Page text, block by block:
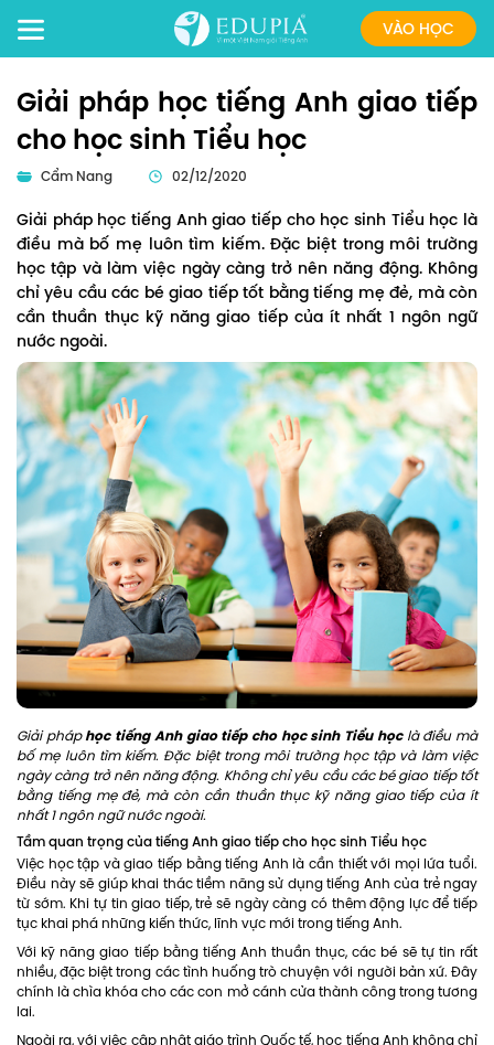
VÀO HỌC
Giải pháp học tiếng Anh giao tiếp
cho học sinh Tiểu học
Cẩm Nang 02/12/2020
Giải pháp học tiếng Anh giao tiếp cho học sinh Tiểu học là
điều mà bố mẹ luôn tìm kiếm. Đặc biệt trong môi trường
học tập và làm việc ngày càng trở nên năng động. Không
chỉ yêu cầu các bé giao tiếp tốt bằng tiếng mẹ đẻ, mà còn
cần thuần thục kỹ năng giao tiếp của ít nhất 1 ngôn ngữ
nước ngoài.
Giải pháphọc tiếng Anh giao tiếp cho học sinh Tiểu họclà điều mà
bố mẹ luôn tìm kiếm. Đặc biệt trong môi trường học tập và làm việc
ngày càng trở nên năng động. Không chỉ yêu cầu các bé giao tiếp tốt
bằng tiếng mẹ đẻ, mà còn cần thuần thục kỹ năng giao tiếp của ít
nhất 1 ngôn ngữ nước ngoài.
Tầm quan trọng của tiếng Anh giao tiếp cho học sinh Tiểu học
Việc học tập và giao tiếp bằng tiếng Anh là cần thiết với mọi lứa tuổi.
Điều này sẽ giúp khai thác tiềm năng sử dụng tiếng Anh của trẻ ngay
từ sớm. Khi tự tin giao tiếp, trẻ sẽ ngày càng có thêm động lực để tiếp
tục khai phá những kiến thức, lĩnh vực mới trong tiếng Anh.
Với kỹ năng giao tiếp bằng tiếng Anh thuần thục, các bé sẽ tự tin rất
nhiều, đặc biệt trong các tình huống trò chuyện với người bản xứ. Đây
chính là chìa khóa cho các con mở cánh cửa thành công trong tương
lai.
Ngoài ra, với việc cập nhật giáo trình Quốc tế, học tiếng Anh không chỉ